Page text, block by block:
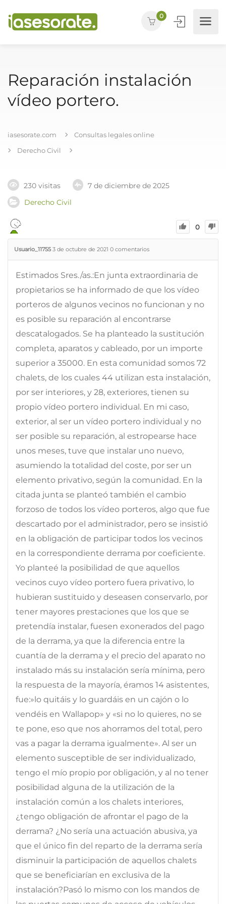
0
Reparación instalación
vídeo portero.
iasesorate.com
Consultas legales online
Derecho Civil
230 visitas
7 de diciembre de 2025
Derecho Civil
0
Usuario_11755 3 de octubre de 2021 0 comentarios
Estimados Sres./as.:En junta extraordinaria de
propietarios se ha informado de que los vídeo
porteros de algunos vecinos no funcionan y no
es posible su reparación al encontrarse
descatalogados. Se ha planteado la sustitución
completa, aparatos y cableado, por un importe
superior a 35000. En esta comunidad somos 72
chalets, de los cuales 44 utilizan esta instalación,
por ser interiores, y 28, exteriores, tienen su
propio vídeo portero individual. En mi caso,
exterior, al ser un vídeo portero individual y no
ser posible su reparación, al estropearse hace
unos meses, tuve que instalar uno nuevo,
asumiendo la totalidad del coste, por ser un
elemento privativo, según la comunidad. En la
citada junta se planteó también el cambio
forzoso de todos los vídeo porteros, algo que fue
descartado por el administrador, pero se insistió
en la obligación de participar todos los vecinos
en la correspondiente derrama por coeficiente.
Yo planteé la posibilidad de que aquellos
vecinos cuyo vídeo portero fuera privativo, lo
hubieran sustituido y deseasen conservarlo, por
tener mayores prestaciones que los que se
pretendía instalar, fuesen exonerados del pago
de la derrama, ya que la diferencia entre la
cuantía de la derrama y el precio del aparato no
instalado más su instalación sería mínima, pero
la respuesta de la mayoría, éramos 14 asistentes,
fue:»lo quitáis y lo guardáis en un cajón o lo
vendéis en Wallapop» y «si no lo quieres, no se
te pone, eso que nos ahorramos del total, pero
vas a pagar la derrama igualmente». Al ser un
elemento susceptible de ser individualizado,
tengo el mío propio por obligación, y al no tener
posibilidad alguna de la utilización de la
instalación común a los chalets interiores,
¿tengo obligación de afrontar el pago de la
derrama? ¿No sería una actuación abusiva, ya
que el único fin del reparto de la derrama sería
disminuir la participación de aquellos chalets
que se beneficiarían en exclusiva de la
instalación?Pasó lo mismo con los mandos de